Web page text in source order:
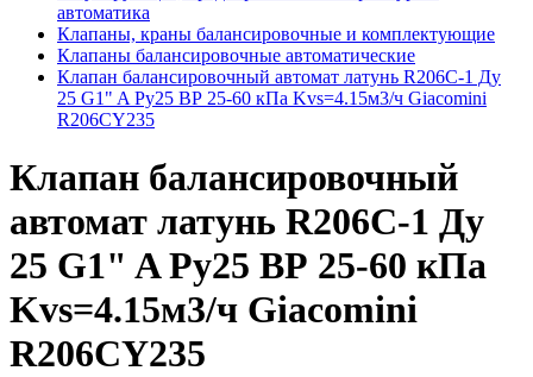
автоматика
Клапаны, краны балансировочные и комплектующие
Клапаны балансировочные автоматические
Клапан балансировочный автомат латунь R206C-1 Ду
25 G1" A Ру25 ВР 25-60 кПа Kvs=4.15м3/ч Giacomini
R206CY235
Клапан балансировочный
автомат латунь R206C-1 Ду
25 G1" A Ру25 ВР 25-60 кПа
Kvs=4.15м3/ч Giacomini
R206CY235